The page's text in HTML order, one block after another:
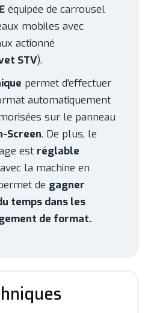
équipée de carrousel
mobiles avec
actionné
STV).
permet d’effectuer
automatiquement
sur le panneau
Screen. De plus, le
est réglable
la machine en
de gagner
temps dans les
de format.